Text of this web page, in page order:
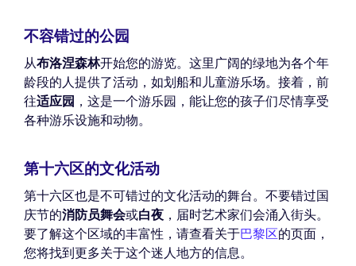
不容错过的公园
从布洛涅森林开始您的游览。这里广阔的绿地为各个年
龄段的人提供了活动，如划船和儿童游乐场。接着，前
往适应园 ，这是一个游乐园，能让您的孩子们尽情享受
各种游乐设施和动物。
第十六区的文化活动
第十六区也是不可错过的文化活动的舞台。不要错过国
庆节的消防员舞会或白夜 ，届时艺术家们会涌入街头。
要了解这个区域的丰富性，请查看关于巴黎区的页面，
您将找到更多关于这个迷人地方的信息。